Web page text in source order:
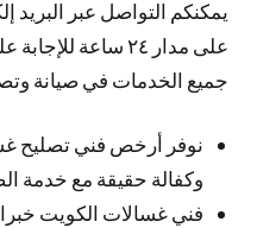
يمكنكم التواصل عبر البريد
على مدار ٢٤ ساعة
جميع الخدمات في صيانة
نوفر أرخص فني تصليح
وكفالة حقيقة مع خدمة
فني غسالات الكويت